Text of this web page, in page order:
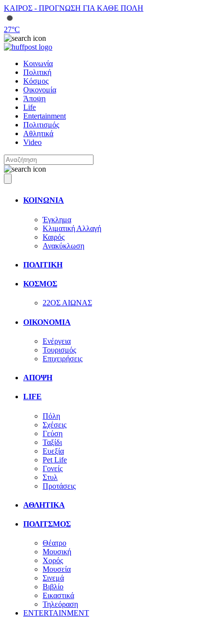
ΚΑΙΡΟΣ - ΠΡΟΓΝΩΣΗ ΓΙΑ ΚΑΘΕ ΠΟΛΗ
27°C
Κοινωνία
Πολιτική
Κόσμος
Οικονομία
Άποψη
Life
Entertainment
Πολιτισμός
Αθλητικά
Video
ΚΟΙΝΩΝΙΑ
Έγκλημα
Κλιματική Αλλαγή
Καιρός
Ανακύκλωση
ΠΟΛΙΤΙΚΗ
ΚΟΣΜΟΣ
22ΟΣ ΑΙΩΝΑΣ
ΟΙΚΟΝΟΜΙΑ
Ενέργεια
Τουρισμός
Επιχειρήσεις
ΑΠΟΨΗ
LIFE
Πόλη
Σχέσεις
Γεύση
Ταξίδι
Ευεξία
Pet Life
Γονείς
Στυλ
Προτάσεις
ΑΘΛΗΤΙΚΑ
ΠΟΛΙΤΣΜΟΣ
Θέατρο
Μουσική
Χορός
Μουσεία
Σινεμά
Βιβλίο
Εικαστικά
Τηλεόραση
ENTERTAINMENT